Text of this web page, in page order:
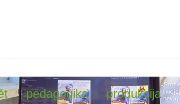
pedagogika produkcija